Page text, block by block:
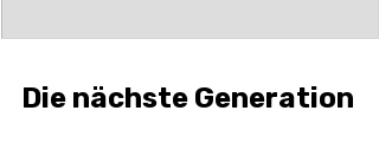
Die nächste Generation